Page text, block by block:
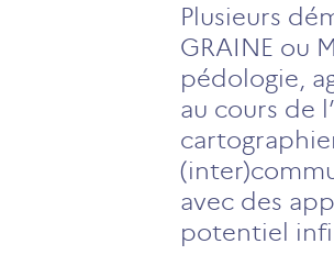
Plusieurs
GRAINE ou
pédologie,
au cours de
avec des
potentiel